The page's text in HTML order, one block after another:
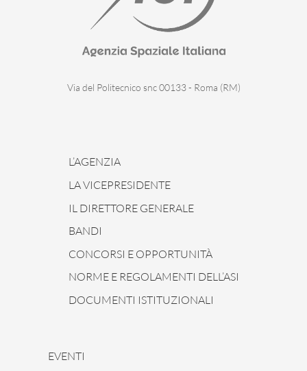
Via del Politecnico snc 00133 - Roma (RM)
L’AGENZIA
LA VICEPRESIDENTE
IL DIRETTORE GENERALE
BANDI
CONCORSI E OPPORTUNITÀ
NORME E REGOLAMENTI DELL’ASI
DOCUMENTI ISTITUZIONALI
EVENTI